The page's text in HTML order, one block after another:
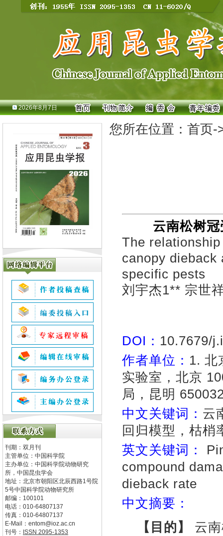
2026年8月7日
刊期：双月刊
主管单位： 中国科学院
主办单位： 中国科学院动物研究
所，中国昆虫学会
地址： 北京市朝阳区北辰西路1号院
5号中国科学院动物研究所
邮编： 100101
电话： 010-64807137
传真： 010-64807137
E-Mail： entom@ioz.ac.cn
刊号： ISSN 2095-1353
您所在位置： 首页-
云南松树
The
canopy dieback
specific pests
刘宇杰1** 宗世
DOI： 10.7679/
作者单位： 1. 北
实验室，北京
局，昆明
中文关键词： 云
回归模型，枯梢
英文关键词：
compound
dieback rate
中文摘要：
【目的】
云